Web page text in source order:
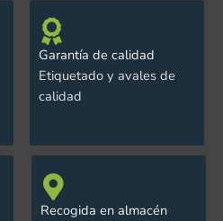
Garantía de calidad
Etiquetado y avales de
calidad
Recogida en almacén